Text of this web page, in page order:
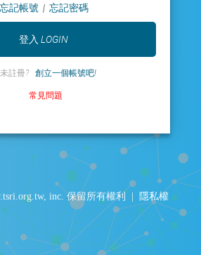
忘記帳號| 忘記密碼
註冊? 創立一個帳號吧!
常見問題
inc. 保留所有權利 | 隱私權